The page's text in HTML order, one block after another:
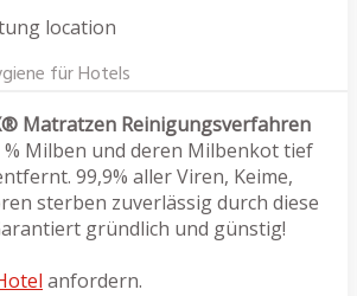
location
für Hotels
Matratzen Reinigungsverfahren
% Milben und deren Milbenkot tief
99,9% aller Viren, Keime,
sterben zuverlässig durch diese
gründlich und günstig!
anfordern.